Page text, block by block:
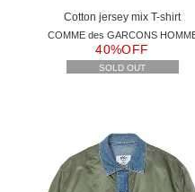
Cotton jersey mix T-shirt
COMME des GARCONS
40%OFF
SOLD OUT